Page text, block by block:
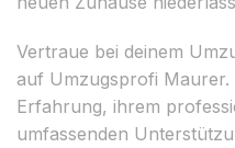
Vertraue bei deinem
auf Umzugsprofi Maurer.
Erfahrung, ihrem
umfassenden